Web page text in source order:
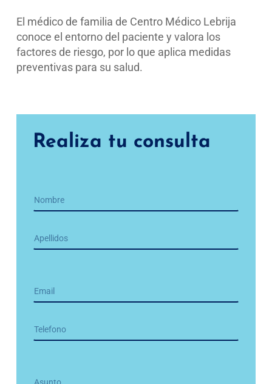
El médico de familia de Centro Médico Lebrija
conoce el entorno del paciente y valora los
factores de riesgo, por lo que aplica medidas
preventivas para su salud.
Realiza tu consulta